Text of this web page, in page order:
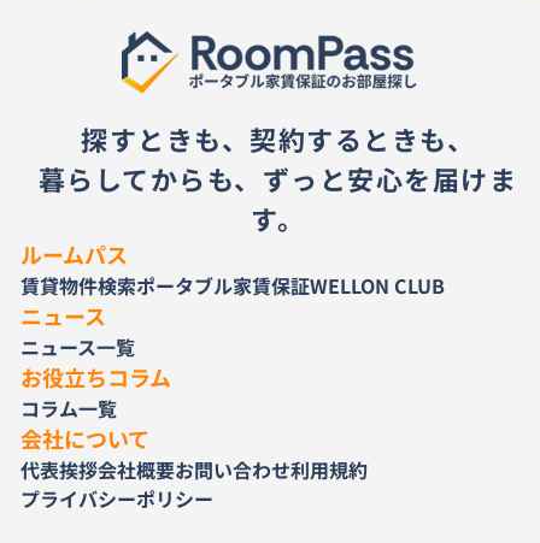
探すときも、契約するときも、
暮らしてからも、ずっと安心を届けま
す。
ルームパス
賃貸物件検索ポータブル家賃保証WELLON CLUB
ニュース
ニュース一覧
お役立ちコラム
コラム一覧
会社について
代表挨拶会社概要お問い合わせ利用規約
プライバシーポリシー